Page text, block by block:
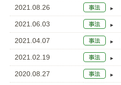
2021.08.26
2021.06.03
2021.04.07
2021.02.19
2020.08.27